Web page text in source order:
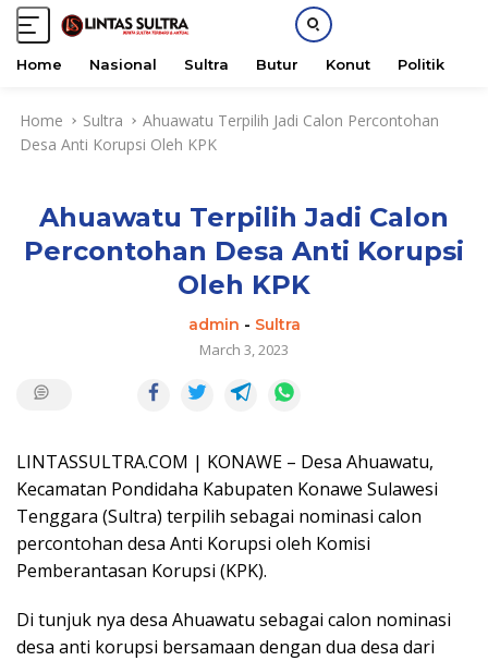
Home Nasional Sultra Butur Konut Politik
Home Sultra
Ahuawatu Terpilih Jadi Calon Percontohan
Desa Anti Korupsi Oleh KPK
Ahuawatu Terpilih Jadi Calon
Percontohan Desa Anti Korupsi
Oleh KPK
admin - Sultra
March 3, 2023
LINTASSULTRA.COM | KONAWE – Desa Ahuawatu,
Kecamatan Pondidaha Kabupaten Konawe Sulawesi
Tenggara (Sultra) terpilih sebagai nominasi calon
percontohan desa Anti Korupsi oleh Komisi
Pemberantasan Korupsi (KPK).
Di tunjuk nya desa Ahuawatu sebagai calon nominasi
desa anti korupsi bersamaan dengan dua desa dari